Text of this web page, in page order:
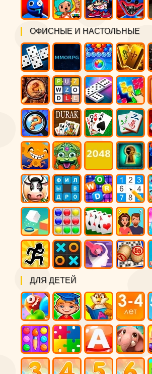
ОФИСНЫЕ И НАСТОЛЬНЫЕ
ДЛЯ ДЕТЕЙ